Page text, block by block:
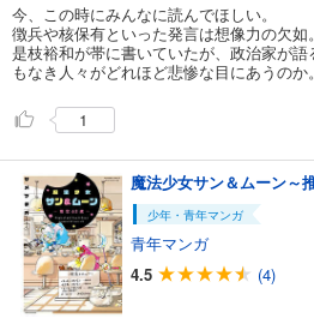
今、この時にみんなに読んでほしい。
徴兵や核保有といった発言は想像力の欠如。
是枝裕和が帯に書いていたが、政治家が
もなき人々がどれほど悲惨な目にあうのか
1
魔法少女サン＆ムーン～
少年・青年マンガ
青年マンガ
4.5
(4)